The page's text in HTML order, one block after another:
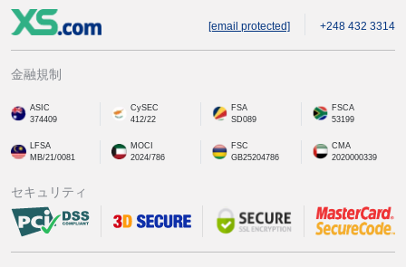
[email protected] +248 432 3314
金融規制
ASIC
374409
CySEC
412/22
FSA
SD089
FSCA
53199
LFSA
MB/21/0081
MOCI
2024/786
FSC
GB25204786
CMA
2020000339
セキュリティ